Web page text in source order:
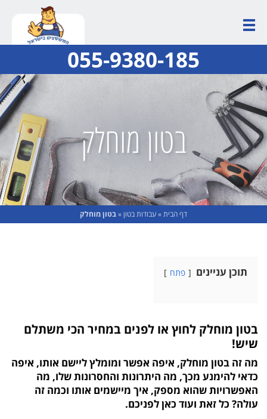
055-9380-185
בטון מוחלק
דף הבית»עבודות בטון»בטון מוחלק
תוכן עניינים פתח
בטון מוחלק לחוץ או לפנים במחיר הכי משתלם
שיש!
מה זה בטון מוחלק, איפה אפשר ומומלץ ליישם אותו, איפה
כדאי להימנע מכך, מה היתרונות והחסרונות שלו, מה
האפשרויות שהוא מספק, איך מיישמים אותו וכמה זה
עולה? כל זאת ועוד כאן לפניכם.